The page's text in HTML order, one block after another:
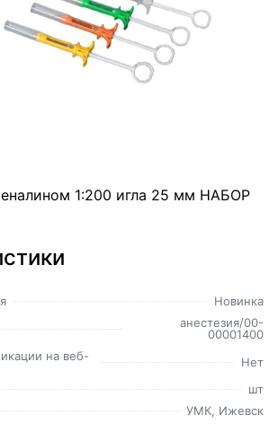
1:200 игла 25 мм НАБОР
Новинка
анестезия/00-
00001400
на веб-
Нет
шт
УМК, Ижевск